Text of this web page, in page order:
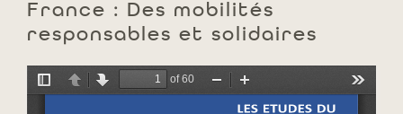
France : Des mobilités
responsables et solidaires